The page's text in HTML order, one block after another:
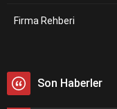
Firma Rehberi
Son Haberler